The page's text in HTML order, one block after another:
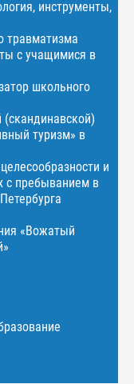
инструменты,
травматизма
с учащимися в
школьного
(скандинавской)
туризм» в
и
с пребыванием в
«Вожатый